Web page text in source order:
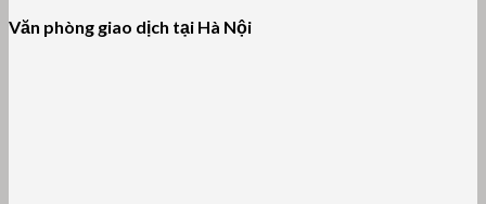
Văn phòng giao dịch tại Hà Nội